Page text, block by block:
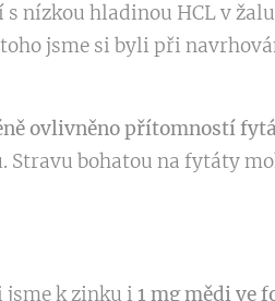
nízkou hladinou HCL v
jsme si byli při
ovlivněno přítomností
Stravu bohatou na fytáty
k zinku i 1 mg mědi ve